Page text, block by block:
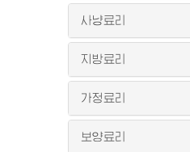
사냥료리
지방료리
가정료리
보양료리